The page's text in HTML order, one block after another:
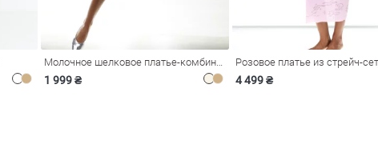
1 999 ₴ 4 499 ₴